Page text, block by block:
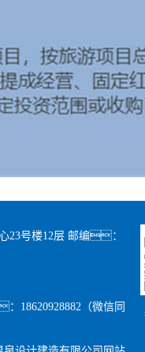
23号楼12层 邮编：
18620928882（微信同